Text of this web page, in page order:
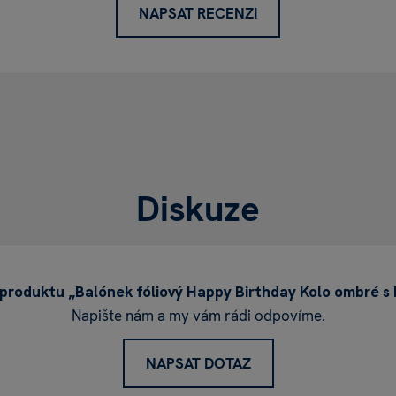
bezpečné
Tento výrobek
NAPSAT RECENZI
Diskuze
„Balónek fóliový Happy Birthday Kolo ombré s
Napište nám a my vám rádi odpovíme.
NAPSAT DOTAZ